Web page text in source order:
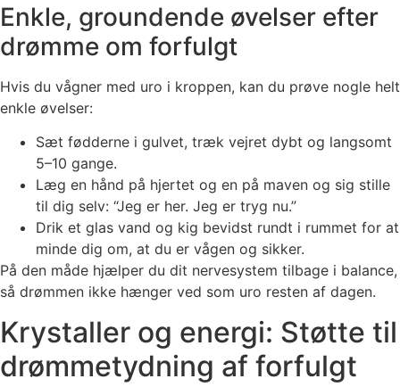
Enkle, groundende øvelser efter
drømme om forfulgt
Hvis du vågner med uro i kroppen, kan du prøve nogle helt
enkle øvelser:
Sæt fødderne i gulvet, træk vejret dybt og langsomt
5–10 gange.
Læg en hånd på hjertet og en på maven og sig stille
til dig selv: “Jeg er her. Jeg er tryg nu.”
Drik et glas vand og kig bevidst rundt i rummet for at
minde dig om, at du er vågen og sikker.
På den måde hjælper du dit nervesystem tilbage i balance,
så drømmen ikke hænger ved som uro resten af dagen.
Krystaller og energi: Støtte til
drømmetydning af forfulgt